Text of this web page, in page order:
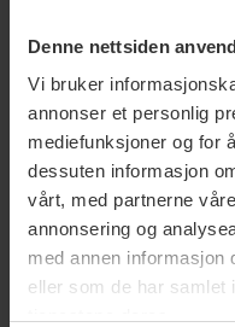
Denne nettsiden
Vi bruker
annonser et personlig
mediefunksjoner og for
dessuten informasjon
vårt, med partnerne
annonsering og
med annen informasjon
eller som de har samlet
Top Shelf 4 For Men
...DET moderne
Menfokuserer på
skjegg og hud.
for å holde det mykt og
Med produktene fra
Top
barbering og styling av
Høykvalitetsprodukter for